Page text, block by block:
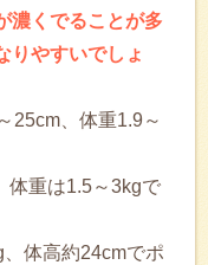
濃くでることが多
りやすいでしょ
25cm、体重1.9～
体重は1.5～3kgで
体高約24cmでポ